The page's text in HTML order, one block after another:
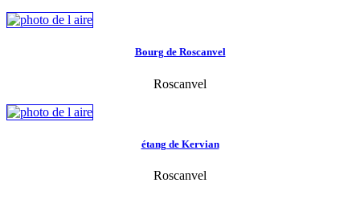
Bourg de Roscanvel
Roscanvel
étang de Kervian
Roscanvel